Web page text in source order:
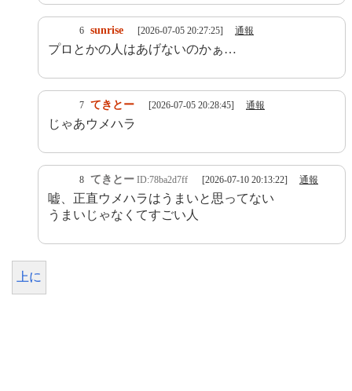
6 sunrise [2026-07-05 20:27:25] 通報
プロとかの人はあげないのかぁ…
7 てきとー [2026-07-05 20:28:45] 通報
じゃあウメハラ
8 てきとー ID:78ba2d7ff [2026-07-10 20:13:22] 通報
嘘、正直ウメハラはうまいと思ってない
うまいじゃなくてすごい人
上に